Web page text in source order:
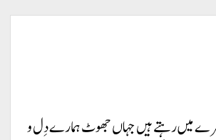
بخشتا
میں رہتے ہیں جہاں جھوٹ ہمارے دِل و